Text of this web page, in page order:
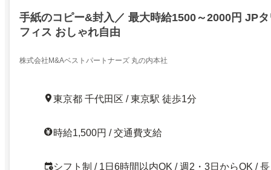
手紙のコピー&封入／ 最大時給1500～2000円 JP
フィス おしゃれ自由
株式会社M&Aベストパートナーズ 丸の内本社
東京都 千代田区 / 東京駅 徒歩1分
時給1,500円 / 交通費支給
シフト制 / 1日6時間以内OK / 週2・3日からOK / 長